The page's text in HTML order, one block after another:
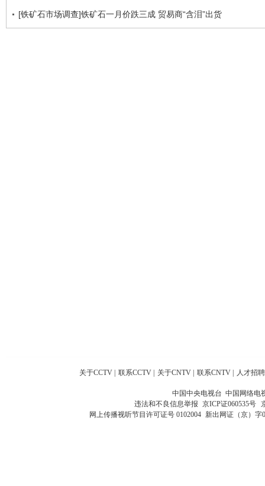
[铁矿石市场调查]铁矿石一月价跌三成 贸易商“含泪”出货
关于CCTV 联系CCTV 关于CNTV 联系CNTV 人才招聘
中国中央电视台 中国网络电
违法和不良信息举报 京ICP证060535号
网上传播视听节目许可证号 0102004 新出网证（京）